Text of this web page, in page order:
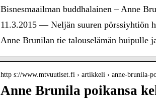
Bisnesmaailman buddhalainen – Anne
11.3.2015 — Neljän suuren pörssiyhtiön
Anne Brunilan tie talouselämän huipulle
http s://www.mtvuutiset.fi › artikkeli › anne-brunila-
Anne Brunila poikansa